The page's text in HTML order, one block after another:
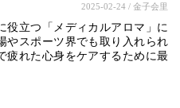
2025-02-24 / 金子会里
役立つ「メディカルアロマ」に
やスポーツ界でも取り入れられ
疲れた心身をケアするために最